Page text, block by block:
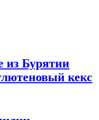
из Бурятии
кекс